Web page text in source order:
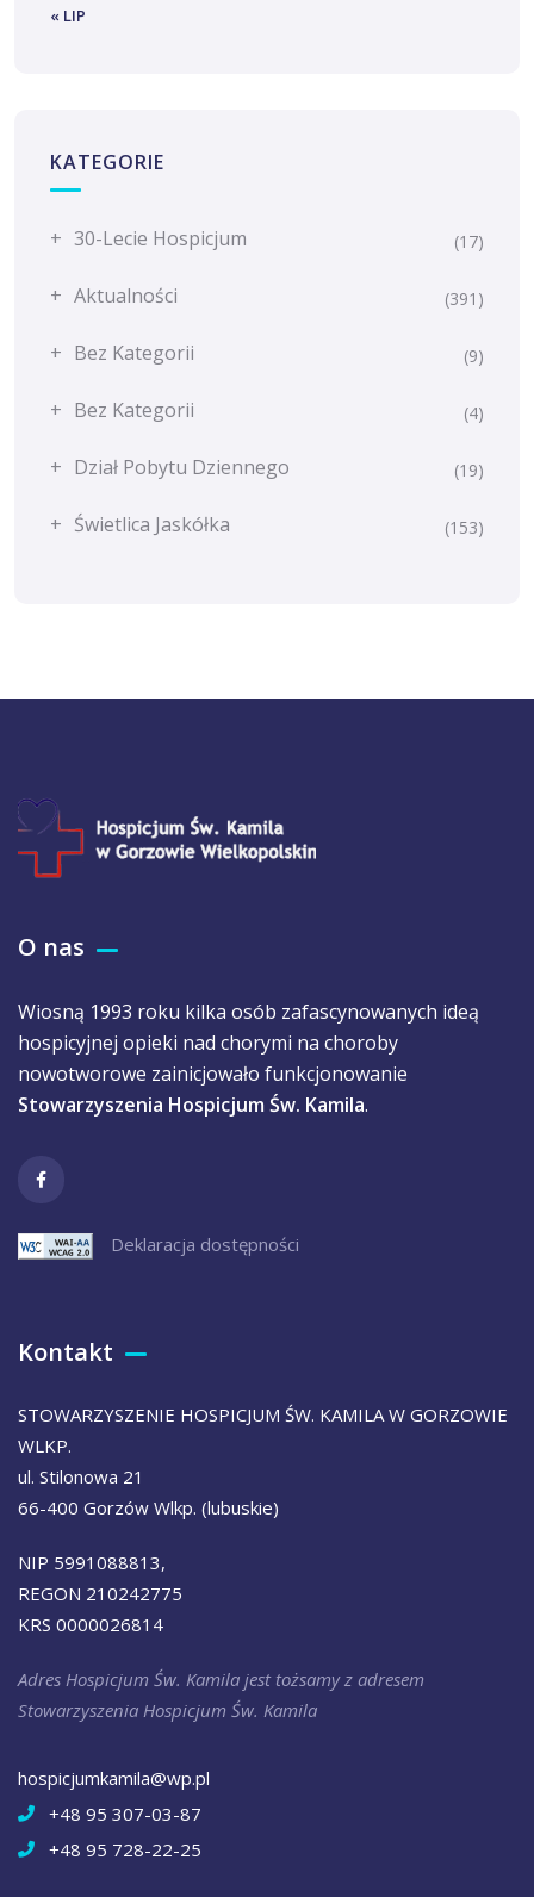
« LIP
KATEGORIE
30-Lecie Hospicjum (17)
Aktualności (391)
Bez Kategorii (9)
Bez Kategorii (4)
Dział Pobytu Dziennego (19)
Świetlica Jaskółka (153)
O nas
Wiosną 1993 roku kilka osób zafascynowanych ideą
hospicyjnej opieki nad chorymi na choroby
nowotworowe zainicjowało funkcjonowanie
Stowarzyszenia Hospicjum Św. Kamila.
Deklaracja dostępności
Kontakt
STOWARZYSZENIE HOSPICJUM ŚW. KAMILA W GORZOWIE
WLKP.
ul. Stilonowa 21
66-400 Gorzów Wlkp. (lubuskie)
NIP 5991088813,
REGON 210242775
KRS 0000026814
Adres Hospicjum Św. Kamila jest tożsamy z adresem
Stowarzyszenia Hospicjum Św. Kamila
hospicjumkamila@wp.pl
+48 95 307-03-87
+48 95 728-22-25